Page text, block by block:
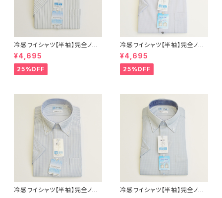
冷感ワイシャツ【半袖】完全ノー
アイロン i-Shirt｜-2℃冷却 形
態安定 レギュラーシルエット カ
ッタウェイ ストライプ メンズ ビ
ジネス exha11-cw-12 L.グレ
¥4,695
25%OFF
冷感ワイシャツ【半袖】完全ノー
アイロン i-Shirt｜-2℃冷却 形
態安定 レギュラーシルエット ボ
タンダウン ドビー メンズ ビジネ
¥4,695
25%OFF
冷感ワイシャツ【半袖】完全ノー
冷感ワイシャツ【半袖】完全ノー